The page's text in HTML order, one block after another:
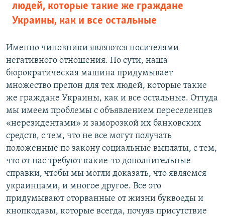
людей, которые такие же граждане
Украины, как и все остальные
Именно чиновники являются носителями
негативного отношения. По сути, наша
бюрократическая машина придумывает
множество препон для тех людей, которые такие
же граждане Украины, как и все остальные. Оттуда
мы имеем проблемы с объявлением переселенцев
«нерезидентами» и заморозкой их банковских
средств, с тем, что не все могут получать
положенные по закону социальные выплаты, с тем,
что от нас требуют какие-то дополнительные
справки, чтобы мы могли доказать, что являемся
украинцами, и многое другое. Все это
придумывают оторванные от жизни буквоеды и
кнопкодавы, которые всегда, почуяв присутствие